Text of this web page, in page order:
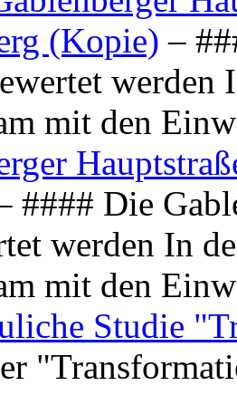
(Kopie) –
werden
mit den
#### Die
werden In
mit den
Studie